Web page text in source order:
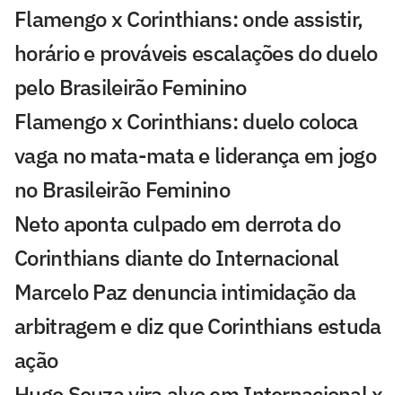
Flamengo x Corinthians: onde assistir,
horário e prováveis escalações do duelo
pelo Brasileirão Feminino
Flamengo x Corinthians: duelo coloca
vaga no mata-mata e liderança em jogo
no Brasileirão Feminino
Neto aponta culpado em derrota do
Corinthians diante do Internacional
Marcelo Paz denuncia intimidação da
arbitragem e diz que Corinthians estuda
ação